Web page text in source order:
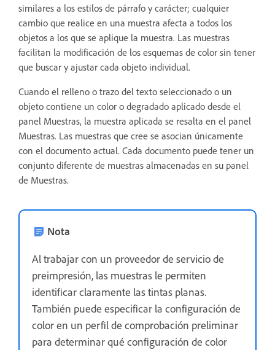
similares a los estilos de párrafo y carácter; cualquier
cambio que realice en una muestra afecta a todos los
objetos a los que se aplique la muestra. Las muestras
facilitan la modificación de los esquemas de color sin tener
que buscar y ajustar cada objeto individual.
Cuando el relleno o trazo del texto seleccionado o un
objeto contiene un color o degradado aplicado desde el
panel Muestras, la muestra aplicada se resalta en el panel
Muestras. Las muestras que cree se asocian únicamente
con el documento actual. Cada documento puede tener un
conjunto diferente de muestras almacenadas en su panel
de Muestras.
Nota
Al trabajar con un proveedor de servicio de
preimpresión, las muestras le permiten
identificar claramente las tintas planas.
También puede especificar la configuración de
color en un perfil de comprobación preliminar
para determinar qué configuración de color